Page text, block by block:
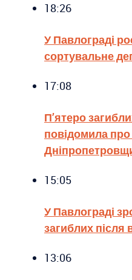
18:26
У Павлограді
сортувальне
17:08
П’ятеро
повідомила про
15:05
У Павлограді
загиблих після
13:06